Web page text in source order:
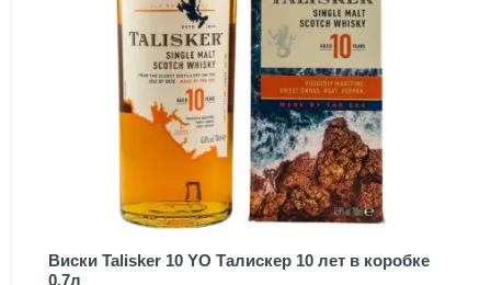
Виски Talisker 10 YO Талискер 10 лет в коробке
0,7л